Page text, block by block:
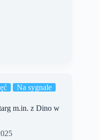
Na sygnale
m.in. z Dino w